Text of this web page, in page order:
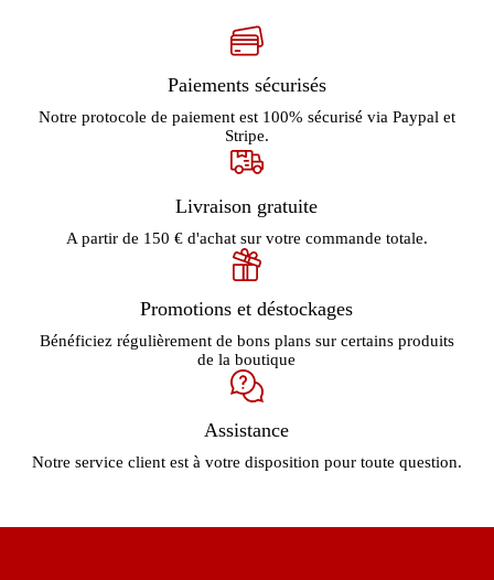
Paiements sécurisés
Notre protocole de paiement est 100% sécurisé via Paypal et
Stripe.
Livraison gratuite
A partir de 150 € d'achat sur votre commande totale.
Promotions et déstockages
Bénéficiez régulièrement de bons plans sur certains produits
de la boutique
Assistance
Notre service client est à votre disposition pour toute question.